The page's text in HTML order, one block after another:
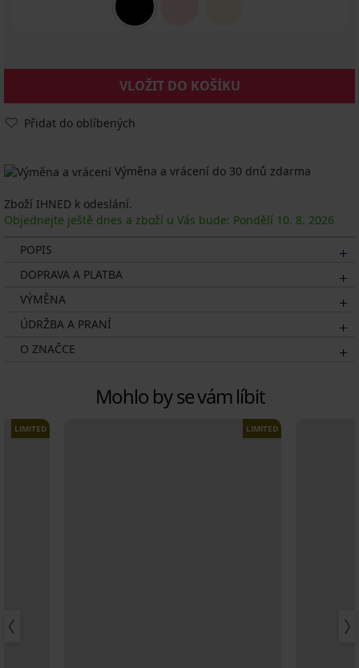
VLOŽIT DO KOŠÍKU
Přidat do oblíbených
Výměna a vrácení do 30 dnů zdarma
Zboží IHNED k odeslání.
Objednejte ještě dnes a zboží u Vás bude: Pondělí 10. 8. 2026
POPIS
DOPRAVA A PLATBA
VÝMĚNA
ÚDRŽBA A PRANÍ
O ZNAČCE
Mohlo by se vám líbit
LIMITED LIMITED